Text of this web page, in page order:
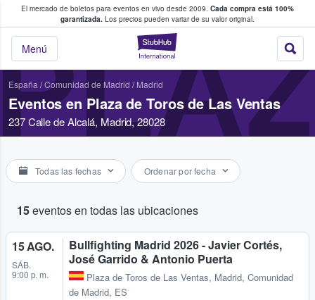
El mercado de boletos para eventos en vivo desde 2009. Cada compra está 100%
garantizada. Los precios pueden variar de su valor original.
StubHub: donde
Menú
fans compran y venden boletos
España /Comunidad de Madrid / Madrid
Eventos en Plaza de Toros de Las Ventas
237 Calle de Alcalá, Madrid, 28028
Todas las fechas Ordenar por fecha
15eventos en todas las ubicaciones
15 AGO.
SÁB.
9:00 p. m.
Bullfighting Madrid 2026 - Javier Cortés,
José Garrido & Antonio Puerta
Plaza de Toros de Las Ventas, Madrid, Comunidad
de Madrid, ES